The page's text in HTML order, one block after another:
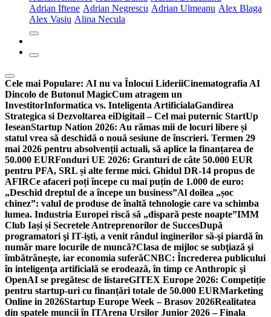
Adrian Iftene Adrian Negrescu Adrian Ulmeanu Alex Blaga
Alex Vasiu Alina Necula
Cele mai Populare: AI nu va Înlocui LideriiCinematografia AI
Dincolo de Butonul MagicCum atragem un
InvestitorInformatica vs. Inteligenta ArtificialaGandirea
Strategica si Dezvoltarea eiDigitail – Cel mai puternic StartUp
IeseanStartup Nation 2026: Au rămas mii de locuri libere și
statul vrea să deschidă o nouă sesiune de înscrieri. Termen 29
mai 2026 pentru absolvenții actuali, să aplice la finanțarea de
50.000 EURFonduri UE 2026: Granturi de câte 50.000 EUR
pentru PFA, SRL și alte ferme mici. Ghidul DR-14 propus de
AFIRCe afaceri poți începe cu mai puțin de 1.000 de euro:
„Deschid dreptul de a începe un business”Al doilea „șoc
chinez”: valul de produse de înaltă tehnologie care va schimba
lumea. Industria Europei riscă să „dispară peste noapte”IMM
Club Iași și Secretele Antreprenorilor de SuccesDupă
programatori şi IT-işti, a venit rândul inginerilor să-şi piardă în
număr mare locurile de muncă?Clasa de mijloc se subţiază şi
îmbătrâneşte, iar economia suferăCNBC: Încrederea publicului
în inteligenţa artificială se erodează, în timp ce Anthropic şi
OpenAI se pregătesc de listareGITEX Europe 2026: Competiție
pentru startup-uri cu finanțări totale de 50.000 EURMarketing
Online in 2026Startup Europe Week – Brasov 2026Realitatea
din spatele muncii în ITArena Ursilor Junior 2026 – Finala